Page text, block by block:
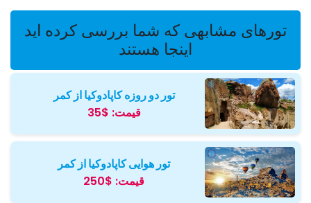
تورهای مشابهی که شما بررسی کرده اید
اینجا هستند
تور دو روزه کاپادوکیا از کمر
قیمت: $35
تور هوایی کاپادوکیا از کمر
قیمت: $250